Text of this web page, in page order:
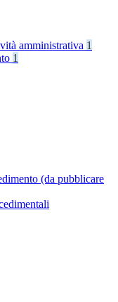
amministrativa 1
1
(da pubblicare